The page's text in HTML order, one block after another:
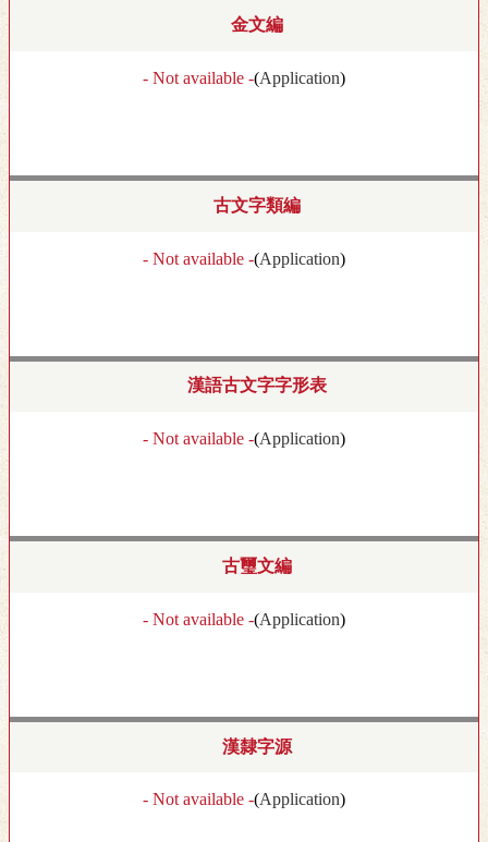
金文編
- Not available -(Application)
古文字類編
- Not available -(Application)
漢語古文字字形表
- Not available -(Application)
古璽文編
- Not available -(Application)
漢隸字源
- Not available -(Application)